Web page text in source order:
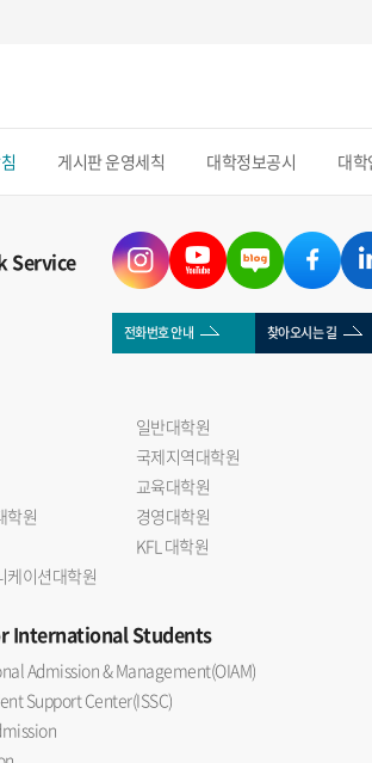
게시판 운영세칙 대학정보공시 대
Service
전화번호 안내 찾아오시는 길
일반대학원
국제지역대학원
교육대학원
학원
경영대학원
KFL 대학원
케이션대학원
International Students
Admission & Management(OIAM)
Support Center(ISSC)